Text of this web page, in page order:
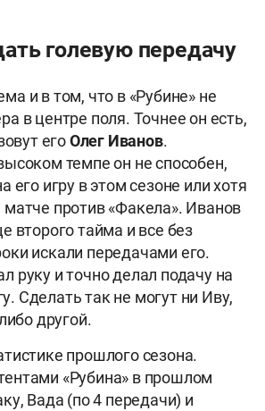
голевую передачу
и в том, что в «Рубине» не
в центре поля. Точнее он есть,
егоОлег Иванов.
темпе он не способен,
его игру в этом сезоне или хотя
против «Факела». Иванов
второго тайма и все без
искали передачами его.
руку и точно делал подачу на
Сделать так не могут ни Иву,
другой.
прошлого сезона.
«Рубина» в прошлом
Вада (по 4 передачи) и